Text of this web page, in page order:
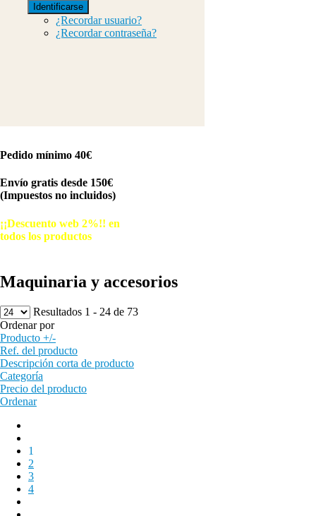
Identificarse
¿Recordar usuario?
¿Recordar contraseña?
Pedido mínimo 40€
Envío gratis desde 150€
(Impuestos no incluidos)
¡¡Descuento web 2%!! en
todos los productos
Maquinaria y accesorios
Resultados 1 - 24 de 73
Ordenar por
Producto +/-
Ref. del producto
Descripción corta de producto
Categoría
Precio del producto
Ordenar
1
2
3
4